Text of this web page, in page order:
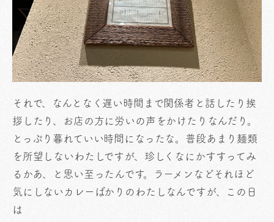
それで、なんとなく遅い時間まで関係者と話したり挨
拶したり、お店の方に労いの声をかけたりなんだり。
とっぷり暮れていい時間になったな。普段あまり麺類
を所望しないわたしですが、珍しくなにかすすってみ
るかあ、と思い至ったんです。ラーメンなどそれほど
気にしないカレーばかりのわたしなんですが、この日
は